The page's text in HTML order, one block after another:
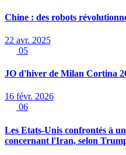
Chine : des robots
22 avr. 2025
05
JO d'hiver de Milan Cortina
16 févr. 2026
06
Les Etats-Unis confrontés à
concernant l'Iran, selon